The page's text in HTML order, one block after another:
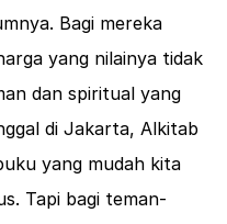
Bagi mereka
yang nilainya tidak
dan spiritual yang
di Jakarta, Alkitab
yang mudah kita
Tapi bagi teman-